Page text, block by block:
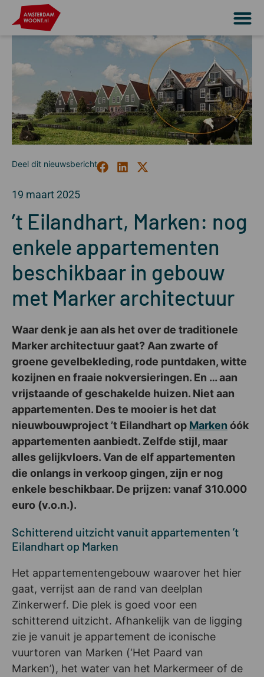
19 maart 2025
’t Eilandhart, Marken: nog
enkele appartementen
beschikbaar in gebouw
met Marker architectuur
Waar denk je aan als het over de traditionele
Marker architectuur gaat? Aan zwarte of
groene gevelbekleding, rode puntdaken, witte
kozijnen en fraaie nokversieringen. En … aan
vrijstaande of geschakelde huizen. Niet aan
appartementen. Des te mooier is het dat
nieuwbouwproject ’t Eilandhart op Marken óók
appartementen aanbiedt. Zelfde stijl, maar
alles gelijkvloers. Van de elf appartementen
die onlangs in verkoop gingen, zijn er nog
enkele beschikbaar. De prijzen: vanaf 310.000
euro (v.o.n.).
Schitterend uitzicht vanuit appartementen ’t
Eilandhart op Marken
Het appartementengebouw waarover het hier
gaat, verrijst aan de rand van deelplan
Zinkerwerf. Die plek is goed voor een
schitterend uitzicht. Afhankelijk van de ligging
zie je vanuit je appartement de iconische
vuurtoren van Marken (‘Het Paard van
Marken’), het water van het Markermeer of de